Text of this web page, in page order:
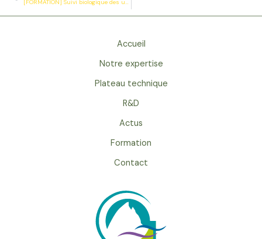
[FORMATION] Suivi biologique des unités de méthanisation
Accueil
Notre expertise
Plateau technique
R&D
Actus
Formation
Contact